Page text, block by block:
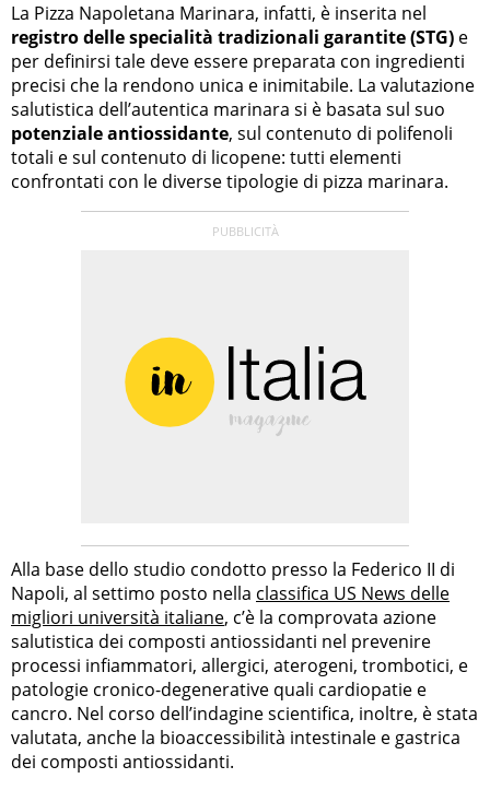
La Pizza Napoletana Marinara, infatti, è inserita nel
registro delle specialità tradizionali garantite (STG) e
per definirsi tale deve essere preparata con ingredienti
precisi che la rendono unica e inimitabile. La valutazione
salutistica dell’autentica marinara si è basata sul suo
potenziale antiossidante, sul contenuto di polifenoli
totali e sul contenuto di licopene: tutti elementi
confrontati con le diverse tipologie di pizza marinara.
Alla base dello studio condotto presso la Federico II di
Napoli, al settimo posto nella classifica US News delle
migliori università italiane, c’è la comprovata azione
salutistica dei composti antiossidanti nel prevenire
processi infiammatori, allergici, aterogeni, trombotici, e
patologie cronico-degenerative quali cardiopatie e
cancro. Nel corso dell’indagine scientifica, inoltre, è stata
valutata, anche la bioaccessibilità intestinale e gastrica
dei composti antiossidanti.